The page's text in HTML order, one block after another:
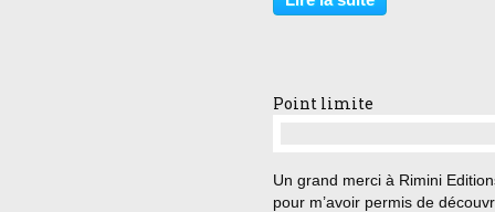
Mais que faisons-nous d’autre
Point limite
Un grand merci à Rimini
pour m’avoir permis de